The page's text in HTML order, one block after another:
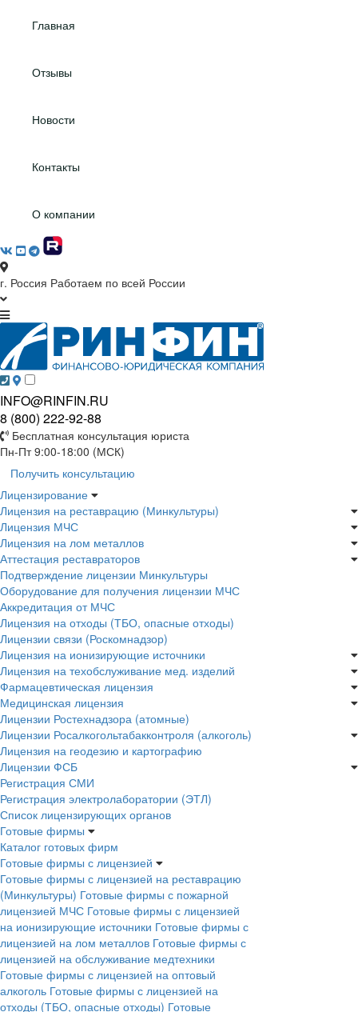
Главная
Отзывы
Новости
Контакты
О компании
г. Россия Работаем по всей России
INFO@RINFIN.RU
8 (800) 222-92-88
Бесплатная консультация юриста
Пн-Пт 9:00-18:00 (МСК)
Получить консультацию
Лицензирование
Лицензия на реставрацию (Минкультуры)
Лицензия МЧС
Лицензия на лом металлов
Аттестация реставраторов
Подтверждение лицензии Минкультуры
Оборудование для получения лицензии МЧС
Аккредитация от МЧС
Лицензия на отходы (ТБО, опасные отходы)
Лицензии связи (Роскомнадзор)
Лицензия на ионизирующие источники
Лицензия на техобслуживание мед. изделий
Фармацевтическая лицензия
Медицинская лицензия
Лицензии Ростехнадзора (атомные)
Лицензии Росалкогольтабакконтроля (алкоголь)
Лицензия на геодезию и картографию
Лицензии ФСБ
Регистрация СМИ
Регистрация электролаборатории (ЭТЛ)
Список лицензирующих органов
Готовые фирмы
Каталог готовых фирм
Готовые фирмы с лицензией
Готовые фирмы с лицензией на реставрацию
(Минкультуры) Готовые фирмы с пожарной
лицензией МЧС Готовые фирмы с лицензией
на ионизирующие источники Готовые фирмы с
лицензией на лом металлов Готовые фирмы с
лицензией на обслуживание медтехники
Готовые фирмы с лицензией на оптовый
алкоголь Готовые фирмы с лицензией на
отходы (ТБО, опасные отходы) Готовые